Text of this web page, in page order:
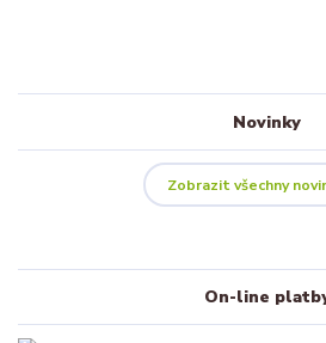
Novinky
Zobrazit všechny
On-line